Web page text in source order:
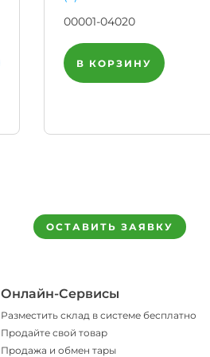
00001-04020
В КОРЗИНУ
ОСТАВИТЬ ЗАЯВКУ
Онлайн-Сервисы
Разместить склад в системе бесплатно
Продайте свой товар
Продажа и обмен тары